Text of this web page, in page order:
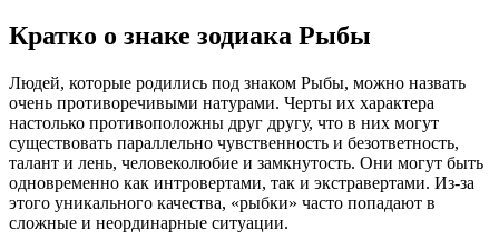
Кратко о знаке зодиака Рыбы
Людей, которые родились под знаком Рыбы, можно назвать
очень противоречивыми натурами. Черты их характера
настолько противоположны друг другу, что в них могут
существовать параллельно чувственность и безответность,
талант и лень, человеколюбие и замкнутость. Они могут быть
одновременно как интровертами, так и экстравертами. Из-за
этого уникального качества, «рыбки» часто попадают в
сложные и неординарные ситуации.